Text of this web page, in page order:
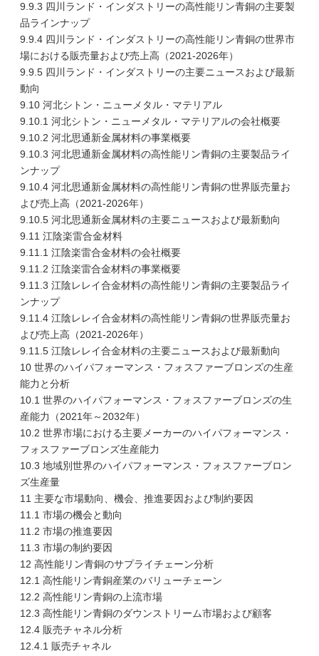
9.9.3 四川ランド・インダストリーの高性能リン青銅の主要製
品ラインナップ
9.9.4 四川ランド・インダストリーの高性能リン青銅の世界市
場における販売量および売上高（2021-2026年）
9.9.5 四川ランド・インダストリーの主要ニュースおよび最新
動向
9.10 河北シトン・ニューメタル・マテリアル
9.10.1 河北シトン・ニューメタル・マテリアルの会社概要
9.10.2 河北思通新金属材料の事業概要
9.10.3 河北思通新金属材料の高性能リン青銅の主要製品ライ
ンナップ
9.10.4 河北思通新金属材料の高性能リン青銅の世界販売量お
よび売上高（2021-2026年）
9.10.5 河北思通新金属材料の主要ニュースおよび最新動向
9.11 江陰楽雷合金材料
9.11.1 江陰楽雷合金材料の会社概要
9.11.2 江陰楽雷合金材料の事業概要
9.11.3 江陰レレイ合金材料の高性能リン青銅の主要製品ライ
ンナップ
9.11.4 江陰レレイ合金材料の高性能リン青銅の世界販売量お
よび売上高（2021-2026年）
9.11.5 江陰レレイ合金材料の主要ニュースおよび最新動向
10 世界のハイパフォーマンス・フォスファーブロンズの生産
能力と分析
10.1 世界のハイパフォーマンス・フォスファーブロンズの生
産能力（2021年～2032年）
10.2 世界市場における主要メーカーのハイパフォーマンス・
フォスファーブロンズ生産能力
10.3 地域別世界のハイパフォーマンス・フォスファーブロン
ズ生産量
11 主要な市場動向、機会、推進要因および制約要因
11.1 市場の機会と動向
11.2 市場の推進要因
11.3 市場の制約要因
12 高性能リン青銅のサプライチェーン分析
12.1 高性能リン青銅産業のバリューチェーン
12.2 高性能リン青銅の上流市場
12.3 高性能リン青銅のダウンストリーム市場および顧客
12.4 販売チャネル分析
12.4.1 販売チャネル